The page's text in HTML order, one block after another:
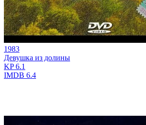
1983
Девушка из долины
KP6.1
IMDB 6.4